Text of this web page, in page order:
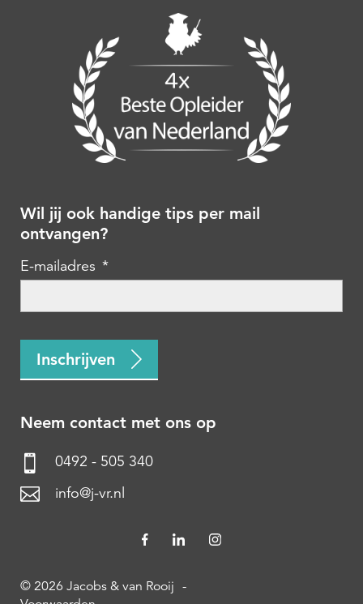
Wil jij ook handige tips per mail
ontvangen?
E-mailadres *
Inschrijven
Neem contact met ons op
0492 - 505 340
info@j-vr.nl
© 2026 Jacobs & van Rooij -